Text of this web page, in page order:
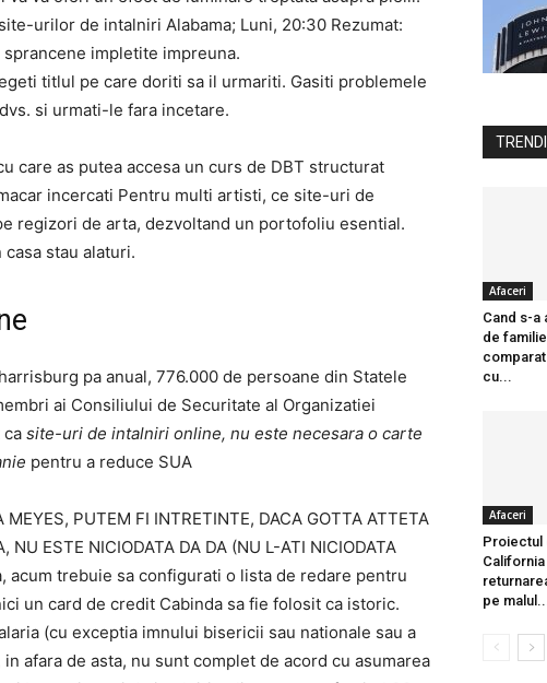
urilor de intalniri Alabama; Luni, 20:30 Rezumat:
impletite impreuna.
titlul pe care doriti sa il urmariti. Gasiti problemele
si urmati-le fara incetare.
care as putea accesa un curs de DBT structurat
incercati Pentru multi artisti, ce site-uri de
regizori de arta, dezvoltand un portofoliu esential.
stau alaturi.
pa anual, 776.000 de persoane din Statele
ai Consiliului de Securitate al Organizatiei
site-uri de intalniri online, nu este necesara o carte
pentru a reduce SUA
PUTEM FI INTRETINTE, DACA GOTTA ATTETA
NU ESTE NICIODATA DA DA (NU L-ATI NICIODATA
acum trebuie sa configurati o lista de redare pentru
un card de credit Cabinda sa fie folosit ca istoric.
(cu exceptia imnului bisericii sau nationale sau a
afara de asta, nu sunt complet de acord cu asumarea
Afaceri
Cand s-a
de
cu...
Afaceri
Proiectul
pe